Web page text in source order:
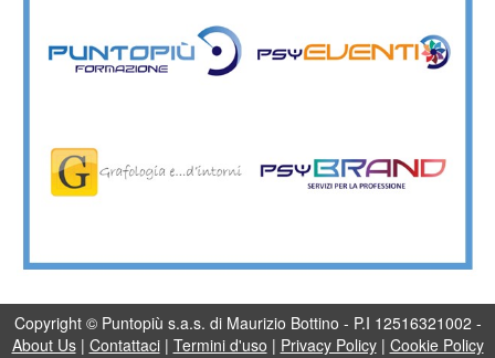
Copyright © Puntopiù s.a.s. di Maurizio Bottino - P.I 12516321002 -
About Us| Contattaci| Termini d'uso | Privacy Policy | Cookie Policy